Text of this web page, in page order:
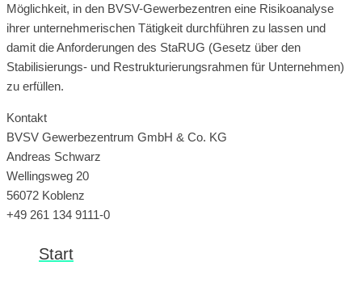
Möglichkeit, in den BVSV-Gewerbezentren eine Risikoanalyse
ihrer unternehmerischen Tätigkeit durchführen zu lassen und
damit die Anforderungen des StaRUG (Gesetz über den
Stabilisierungs- und Restrukturierungsrahmen für Unternehmen)
zu erfüllen.
Kontakt
BVSV Gewerbezentrum GmbH & Co. KG
Andreas Schwarz
Wellingsweg 20
56072 Koblenz
+49 261 134 9111-0
Start